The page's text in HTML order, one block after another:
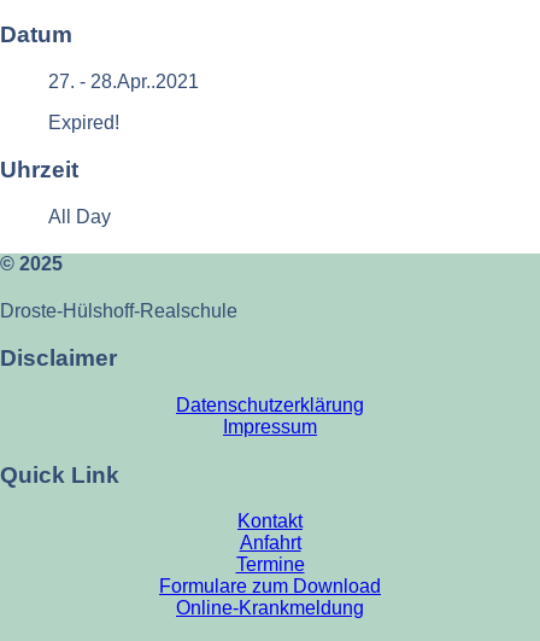
Datum
27. - 28.Apr..2021
Expired!
Uhrzeit
All Day
© 2025
Droste-Hülshoff-Realschule
Disclaimer
Datenschutzerklärung
Impressum
Quick Link
Kontakt
Anfahrt
Termine
Formulare zum Download
Online-Krankmeldung